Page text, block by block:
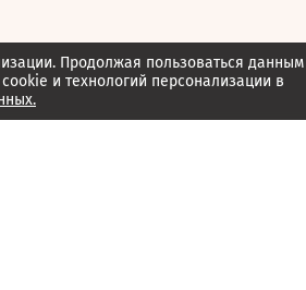
Продолжая пользоваться данным
и технологий персонализации в